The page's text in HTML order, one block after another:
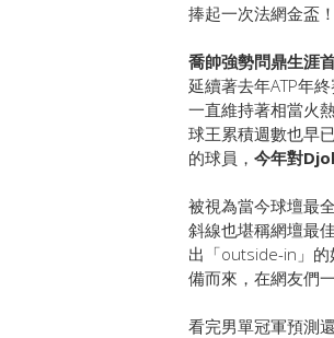
捧起一次法網金盃！
喬帥強勢問鼎生涯
延續著去年ATP年
一直維持著相當火
球王累積週數也早
的球員， 今年對
被視為當今球壇最
斜線也堪稱網壇最
出「outside-in」的
備而來，在網友們
看完男單冠軍預測